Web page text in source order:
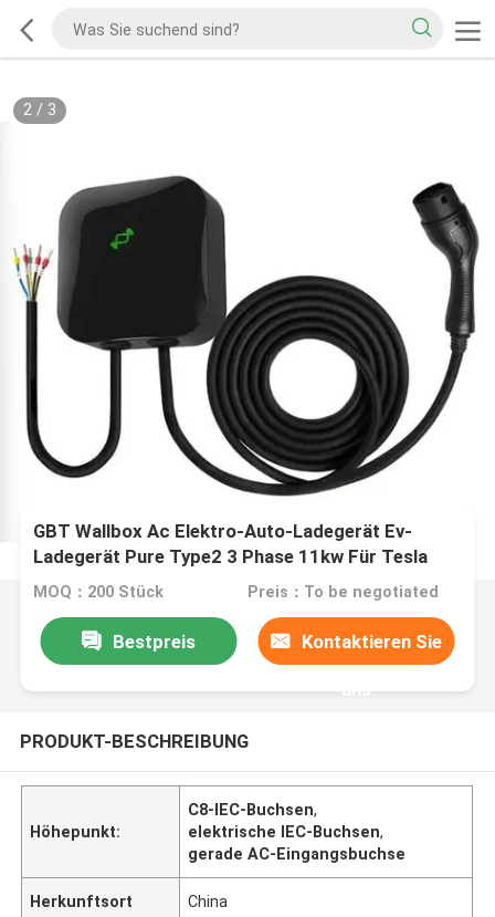
2/ 3
GBT Wallbox Ac Elektro-Auto-Ladegerät Ev-
Ladegerät Pure Type2 3 Phase 11kw Für Tesla
MOQ：200 Stück Preis：To be negotiated
Bestpreis Kontaktieren Sie
uns
PRODUKT-BESCHREIBUNG
Höhepunkt:
C8-IEC-Buchsen,
elektrische IEC-Buchsen,
gerade AC-Eingangsbuchse
Herkunftsort China